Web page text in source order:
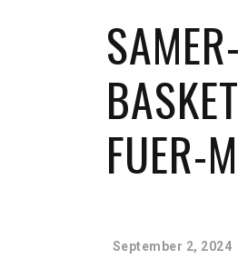
FUER-
September 2, 2024